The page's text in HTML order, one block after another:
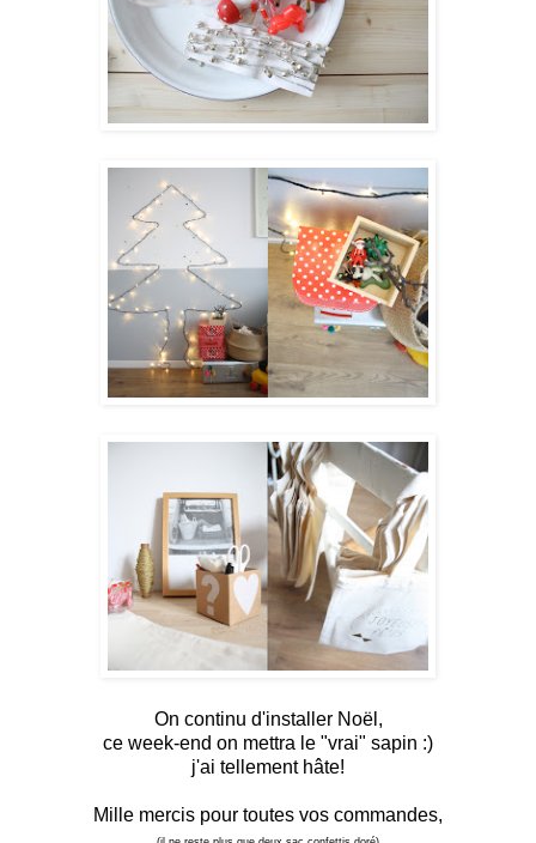
On continu d'installer Noël,
ce week-end on mettra le "vrai" sapin :)
j'ai tellement hâte!
Mille mercis pour toutes vos commandes,